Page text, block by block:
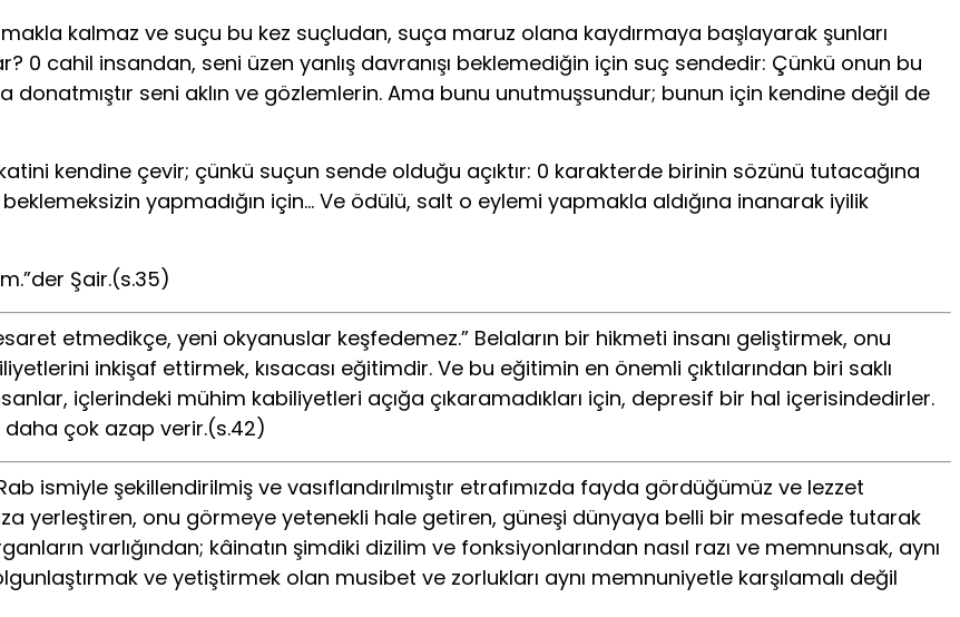
kalmaz ve suçu bu kez suçludan, suça maruz olana kaydırmaya başlayarak şunları
0 cahil insandan, seni üzen yanlış davranışı beklemediğin için suç sendedir: Çünkü onun bu
seni aklın ve gözlemlerin. Ama bunu unutmuşsundur; bunun için kendine değil de
kendine çevir; çünkü suçun sende olduğu açıktır: 0 karakterde birinin sözünü tutacağına
yapmadığın için… Ve ödülü, salt o eylemi yapmakla aldığına inanarak iyilik
Şair.(s.35)
etmedikçe, yeni okyanuslar keşfedemez.” Belaların bir hikmeti insanı geliştirmek, onu
inkişaf ettirmek, kısacası eğitimdir. Ve bu eğitimin en önemli çıktılarından biri saklı
içlerindeki mühim kabiliyetleri açığa çıkaramadıkları için, depresif bir hal içerisindedirler.
çok azap verir.(s.42)
ismiyle şekillendirilmiş ve vasıflandırılmıştır etrafımızda fayda gördüğümüz ve lezzet
yerleştiren, onu görmeye yetenekli hale getiren, güneşi dünyaya belli bir mesafede tutarak
varlığından; kâinatın şimdiki dizilim ve fonksiyonlarından nasıl razı ve memnunsak, aynı
ve yetiştirmek olan musibet ve zorlukları aynı memnuniyetle karşılamalı değil